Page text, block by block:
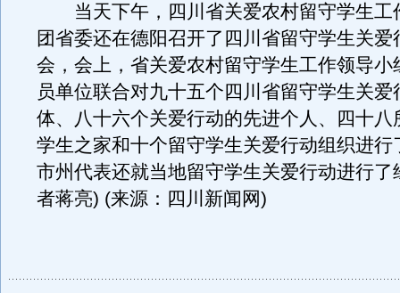
当天下午，四川省关爱农村留守学生工
团省委还在德阳召开了四川省留守学生关爱
会，会上，省关爱农村留守学生工作领导小
员单位联合对九十五个四川省留守学生关爱
体、八十六个关爱行动的先进个人、四十八
学生之家和十个留守学生关爱行动组织进行
市州代表还就当地留守学生关爱行动进行了
者蒋亮) (来源：四川新闻网)